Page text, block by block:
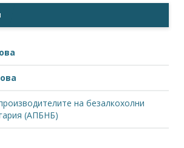
на безалкохолни
(АПБНБ)